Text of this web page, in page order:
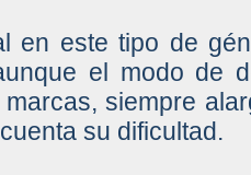
en este tipo de
el modo de
siempre
su dificultad.